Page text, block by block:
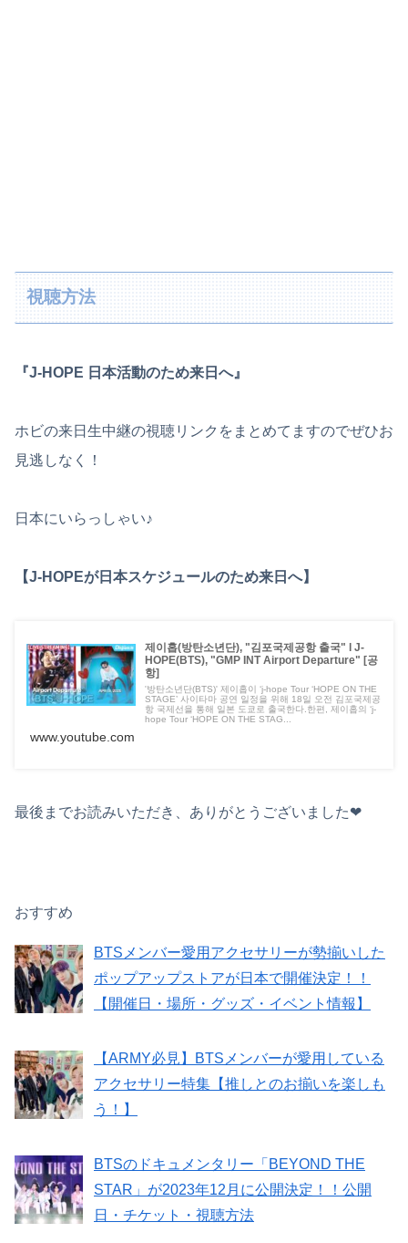
視聴方法
『J-HOPE 日本活動のため来日へ』
ホビの来日生中継の視聴リンクをまとめてますのでぜひお
見逃しなく！
日本にいらっしゃい♪
【J-HOPEが日本スケジュールのため来日へ】
제이홉(방탄소년단), "김포국제공항 출국" l J-
HOPE(BTS), "GMP INT Airport Departure" [공
항]
'방탄소년단(BTS)' 제이홉이 ‘j-hope Tour ‘HOPE ON THE
STAGE’ 사이타마 공연 일정을 위해 18일 오전 김포국제공
항 국제선을 통해 일본 도쿄로 출국한다.한편, 제이홉의 ‘j-
hope Tour ‘HOPE ON THE STAG...
www.youtube.com
最後までお読みいただき、ありがとうございました❤︎
おすすめ
BTSメンバー愛用アクセサリーが勢揃いした
ポップアップストアが日本で開催決定！！
【開催日・場所・グッズ・イベント情報】
【ARMY必見】BTSメンバーが愛用している
アクセサリー特集【推しとのお揃いを楽しも
う！】
BTSのドキュメンタリー「BEYOND THE
STAR」が2023年12月に公開決定！！公開
日・チケット・視聴方法